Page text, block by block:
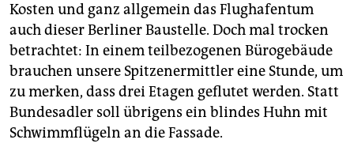
Kosten und ganz allgemein das Flughafentum
auch dieser Berliner Baustelle. Doch mal trocken
betrachtet: In einem teilbezogenen Bürogebäude
brauchen unsere Spitzenermittler eine Stunde, um
zu merken, dass drei Etagen geflutet werden. Statt
Bundesadler soll übrigens ein blindes Huhn mit
Schwimmflügeln an die Fassade.